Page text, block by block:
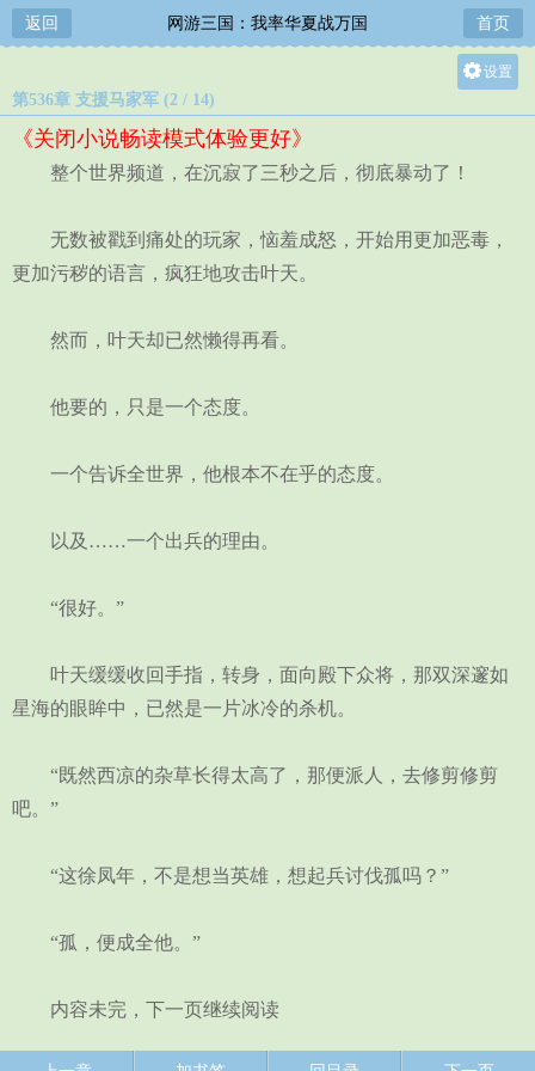
返回 网游三国：我率华夏战万国 首页
设置
第536章 支援马家军 (2 / 14)
《关闭小说畅读模式体验更好》
整个世界频道，在沉寂了三秒之后，彻底暴动了！
无数被戳到痛处的玩家，恼羞成怒，开始用更加恶毒，
更加污秽的语言，疯狂地攻击叶天。
然而，叶天却已然懒得再看。
他要的，只是一个态度。
一个告诉全世界，他根本不在乎的态度。
以及……一个出兵的理由。
“很好。”
叶天缓缓收回手指，转身，面向殿下众将，那双深邃如
星海的眼眸中，已然是一片冰冷的杀机。
“既然西凉的杂草长得太高了，那便派人，去修剪修剪
吧。”
“这徐凤年，不是想当英雄，想起兵讨伐孤吗？”
“孤，便成全他。”
内容未完，下一页继续阅读